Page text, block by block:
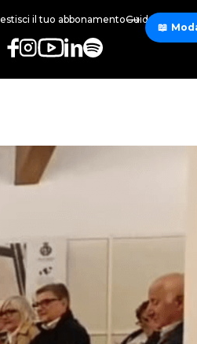
il tuo abbonamentoGuida
📖